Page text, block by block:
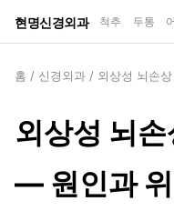
현명신경외과 척추 두통
홈 / 신경외과 / 외상성 뇌손상
외상성 뇌
— 원인과